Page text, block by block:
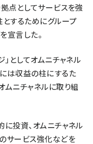
点としてサービスを強
するためにグループ
宣言した。
としてオムニチャネル
は収益の柱にするた
ムニチャネルに取り組
投資、オムニチャネル
サービス強化などを